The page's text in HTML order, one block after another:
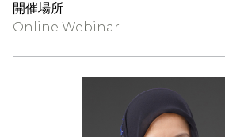
開催場所
Online Webinar